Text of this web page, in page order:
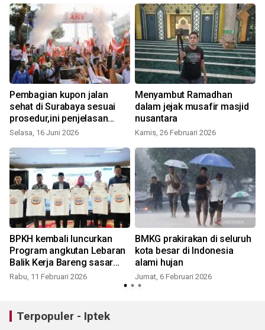
Pembagian kupon jalan
sehat di Surabaya sesuai
prosedur,ini penjelasan
Pemprov
Selasa, 16 Juni 2026
Menyambut Ramadhan
dalam jejak musafir masjid
nusantara
Kamis, 26 Februari 2026
BPKH kembali luncurkan
Program angkutan Lebaran
Balik Kerja Bareng sasar
2.700 peserta
Rabu, 11 Februari 2026
BMKG prakirakan di seluruh
kota besar di Indonesia
alami hujan
Jumat, 6 Februari 2026
Terpopuler - Iptek